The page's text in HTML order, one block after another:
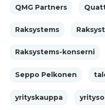
QMG Partners
Raksystems
Raksystems-konserni
Seppo Pelkonen
yrityskauppa